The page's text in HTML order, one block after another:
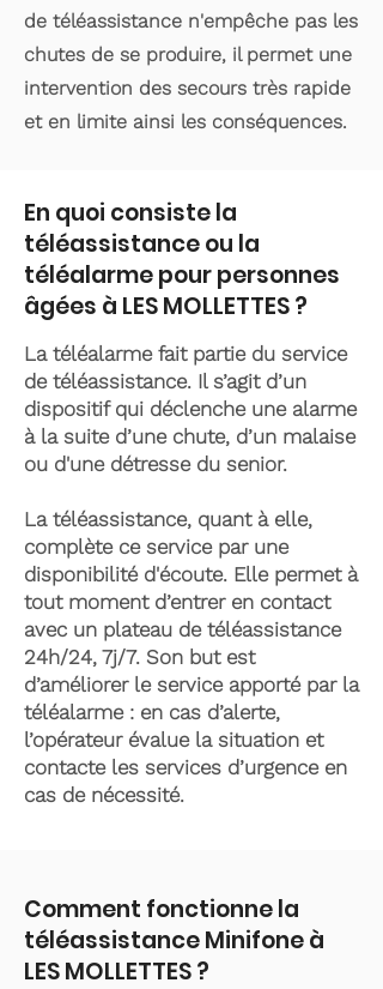
de téléassistance n'empêche pas les
chutes de se produire, il permet une
intervention des secours très rapide
et en limite ainsi les conséquences.
En quoi consiste la
téléassistance ou la
téléalarme pour personnes
âgées à LES MOLLETTES ?
La téléalarme fait partie du service
de téléassistance. Il s’agit d’un
dispositif qui déclenche une alarme
à la suite d’une chute, d’un malaise
ou d'une détresse du senior.
La téléassistance, quant à elle,
complète ce service par une
disponibilité d'écoute. Elle permet à
tout moment d’entrer en contact
avec un plateau de téléassistance
24h/24, 7j/7. Son but est
d’améliorer le service apporté par la
téléalarme : en cas d’alerte,
l’opérateur évalue la situation et
contacte les services d’urgence en
cas de nécessité.
Comment fonctionne la
téléassistance Minifone à
LES MOLLETTES ?